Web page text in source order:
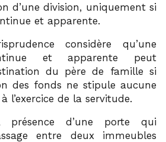
d’une division, uniquement si
et apparente.
considère qu’une
et apparente peut
du père de famille si
des fonds ne stipule aucune
l’exercice de la servitude.
présence d’une porte qui
entre deux immeubles